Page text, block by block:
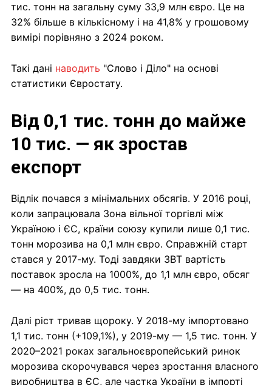
тис. тонн на загальну суму 33,9 млн євро. Це на
32% більше в кількісному і на 41,8% у грошовому
вимірі порівняно з 2024 роком.
Такі дані наводить "Слово і Діло" на основі
статистики Євростату.
Від 0,1 тис. тонн до майже
10 тис. — як зростав
експорт
Відлік почався з мінімальних обсягів. У 2016 році,
коли запрацювала Зона вільної торгівлі між
Україною і ЄС, країни союзу купили лише 0,1 тис.
тонн морозива на 0,1 млн євро. Справжній старт
стався у 2017-му. Тоді завдяки ЗВТ вартість
поставок зросла на 1000%, до 1,1 млн євро, обсяг
— на 400%, до 0,5 тис. тонн.
Далі ріст тривав щороку. У 2018-му імпортовано
1,1 тис. тонн (+109,1%), у 2019-му — 1,5 тис. тонн. У
2020–2021 роках загальноєвропейський ринок
морозива скорочувався через зростання власного
виробництва в ЄС, але частка України в імпорті